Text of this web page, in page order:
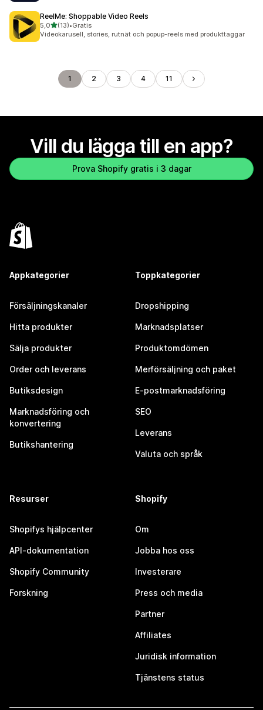
ReelMe: Shoppable Video Reels
5,0av 5 stjärnor
(13)
13 recensioner totalt
•Gratis
Videokarusell, stories, rutnät och popup-reels med produkttaggar
1 2 3 4 11
Vill du lägga till en app?
Prova Shopify gratis i 3 dagar
Appkategorier
Försäljningskanaler
Hitta produkter
Sälja produkter
Order och leverans
Butiksdesign
Marknadsföring och
konvertering
Butikshantering
Toppkategorier
Dropshipping
Marknadsplatser
Produktomdömen
Merförsäljning och paket
E-postmarknadsföring
SEO
Leverans
Valuta och språk
Resurser
Shopifys hjälpcenter
API-dokumentation
Shopify Community
Forskning
Shopify
Om
Jobba hos oss
Investerare
Press och media
Partner
Affiliates
Juridisk information
Tjänstens status